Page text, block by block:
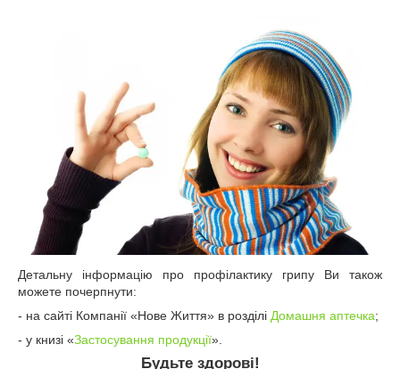
Детальну інформацію про профілактику грипу Ви також
можете почерпнути:
- на сайті Компанії «Нове Життя» в розділі Домашня аптечка;
- у книзі «Застосування продукції».
Будьте здорові!